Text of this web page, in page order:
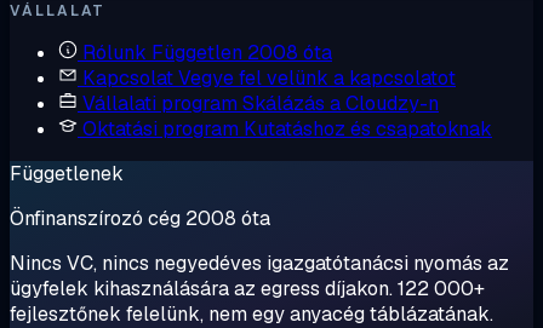
VÁLLALAT
Rólunk Független 2008 óta
KapcsolatVegye fel velünk a kapcsolatot
Vállalati program Skálázás a Cloudzy-n
Oktatási program Kutatáshoz és csapatoknak
Függetlenek
Önfinanszírozó cég 2008 óta
Nincs VC, nincs negyedéves igazgatótanácsi nyomás az
ügyfelek kihasználására az egress díjakon. 122 000+
fejlesztőnek felelünk, nem egy anyacég táblázatának.